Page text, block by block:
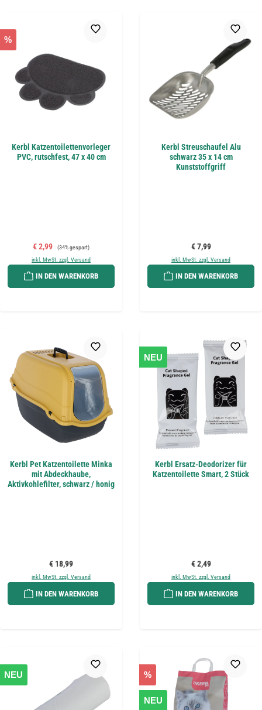
%
Kerbl Katzentoilettenvorleger
PVC, rutschfest, 47 x 40 cm
Verkaufspreis:
€ 2,99 Regulärer Preis:
(34% gespart)
inkl. MwSt. zzgl. Versand
IN DEN WARENKORB
Kerbl Streuschaufel Alu
schwarz 35 x 14 cm
Kunststoffgriff
Regulärer Preis:
€ 7,99
inkl. MwSt. zzgl. Versand
IN DEN WARENKORB
Kerbl Pet Katzentoilette Minka
mit Abdeckhaube,
Aktivkohlefilter, schwarz / honig
Regulärer Preis:
€ 18,99
inkl. MwSt. zzgl. Versand
IN DEN WARENKORB
NEU
Kerbl Ersatz-Deodorizer für
Katzentoilette Smart, 2 Stück
Regulärer Preis:
€ 2,49
inkl. MwSt. zzgl. Versand
IN DEN WARENKORB
NEU %
NEU